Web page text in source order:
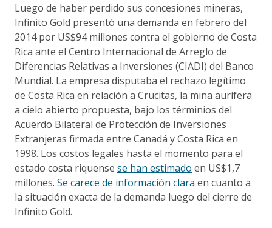
Luego de haber perdido sus concesiones mineras,
Infinito Gold presentó una demanda en febrero del
2014 por US$94 millones contra el gobierno de Costa
Rica ante el Centro Internacional de Arreglo de
Diferencias Relativas a Inversiones (CIADI) del Banco
Mundial. La empresa disputaba el rechazo legítimo
de Costa Rica en relación a Crucitas, la mina aurífera
a cielo abierto propuesta, bajo los términios del
Acuerdo Bilateral de Protección de Inversiones
Extranjeras firmada entre Canadá y Costa Rica en
1998. Los costos legales hasta el momento para el
estado costa riquense se han estimado en US$1,7
millones. Se carece de información clara en cuanto a
la situación exacta de la demanda luego del cierre de
Infinito Gold.